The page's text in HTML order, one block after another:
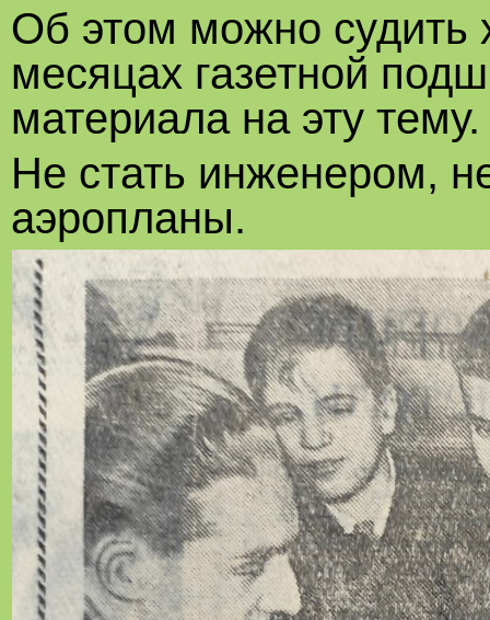
Об этом можно судить
месяцах газетной
материала на эту тему.
Не стать инженером,
аэропланы.